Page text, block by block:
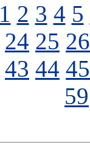
1 2 3 4 5
24 25 26
43 44 45
59